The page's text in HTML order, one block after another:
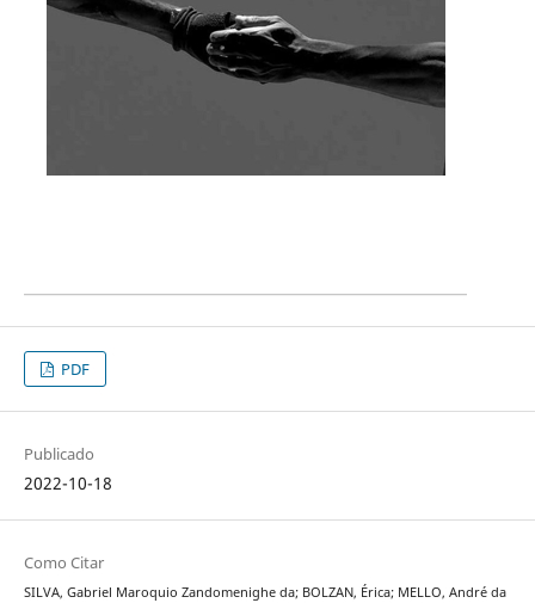
PDF
Publicado
2022-10-18
Como Citar
SILVA, Gabriel Maroquio Zandomenighe da; BOLZAN, Érica; MELLO, André da